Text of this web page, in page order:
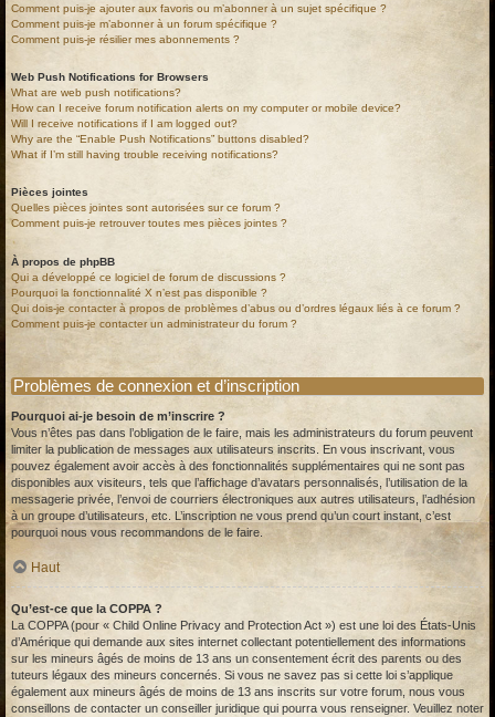
Comment puis-je ajouter aux favoris ou m’abonner à un sujet spécifique ?
Comment puis-je m’abonner à un forum spécifique ?
Comment puis-je résilier mes abonnements ?
Web Push Notifications for Browsers
What are web push notifications?
How can I receive forum notification alerts on my computer or mobile device?
Will I receive notifications if I am logged out?
Why are the “Enable Push Notifications” buttons disabled?
What if I’m still having trouble receiving notifications?
Pièces jointes
Quelles pièces jointes sont autorisées sur ce forum ?
Comment puis-je retrouver toutes mes pièces jointes ?
À propos de phpBB
Qui a développé ce logiciel de forum de discussions ?
Pourquoi la fonctionnalité X n’est pas disponible ?
Qui dois-je contacter à propos de problèmes d’abus ou d’ordres légaux liés à ce forum ?
Comment puis-je contacter un administrateur du forum ?
Problèmes de connexion et d’inscription
Pourquoi ai-je besoin de m’inscrire ?
Vous n’êtes pas dans l’obligation de le faire, mais les administrateurs du forum peuvent
limiter la publication de messages aux utilisateurs inscrits. En vous inscrivant, vous
pouvez également avoir accès à des fonctionnalités supplémentaires qui ne sont pas
disponibles aux visiteurs, tels que l’affichage d’avatars personnalisés, l’utilisation de la
messagerie privée, l’envoi de courriers électroniques aux autres utilisateurs, l’adhésion
à un groupe d’utilisateurs, etc. L’inscription ne vous prend qu’un court instant, c’est
pourquoi nous vous recommandons de le faire.
Haut
Qu’est-ce que la COPPA ?
La COPPA (pour « Child Online Privacy and Protection Act ») est une loi des États-Unis
d’Amérique qui demande aux sites internet collectant potentiellement des informations
sur les mineurs âgés de moins de 13 ans un consentement écrit des parents ou des
tuteurs légaux des mineurs concernés. Si vous ne savez pas si cette loi s’applique
également aux mineurs âgés de moins de 13 ans inscrits sur votre forum, nous vous
conseillons de contacter un conseiller juridique qui pourra vous renseigner. Veuillez noter